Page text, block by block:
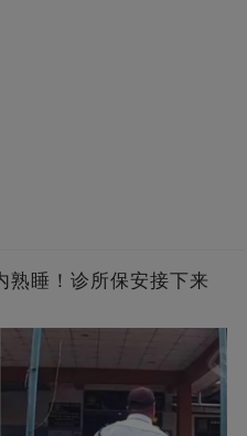
熟睡！诊所保安接下来